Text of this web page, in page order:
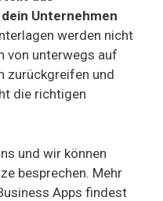
Unternehmen
werden nicht
von unterwegs auf
zurückgreifen und
die richtigen
und wir können
besprechen. Mehr
Apps findest